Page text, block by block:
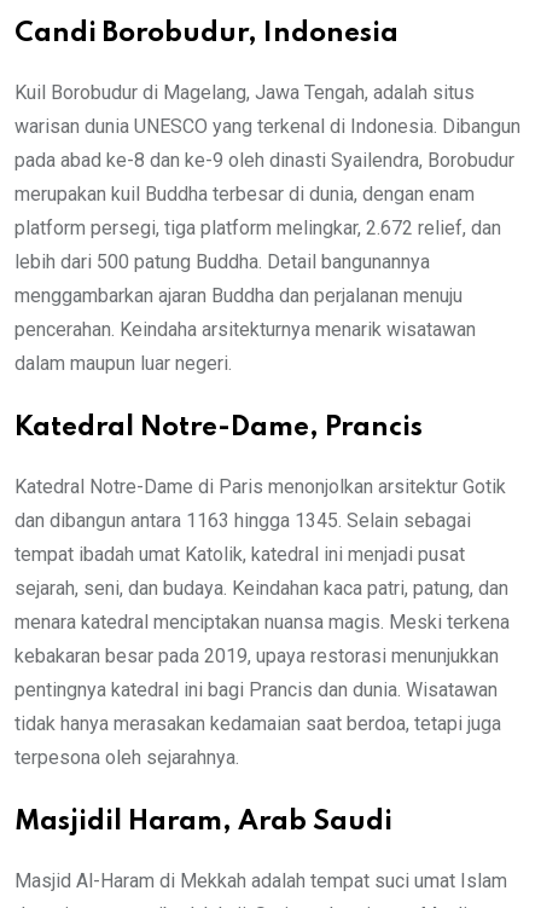
Candi Borobudur, Indonesia
Kuil Borobudur di Magelang, Jawa Tengah, adalah situs
warisan dunia UNESCO yang terkenal di Indonesia. Dibangun
pada abad ke-8 dan ke-9 oleh dinasti Syailendra, Borobudur
merupakan kuil Buddha terbesar di dunia, dengan enam
platform persegi, tiga platform melingkar, 2.672 relief, dan
lebih dari 500 patung Buddha. Detail bangunannya
menggambarkan ajaran Buddha dan perjalanan menuju
pencerahan. Keindaha arsitekturnya menarik wisatawan
dalam maupun luar negeri.
Katedral Notre-Dame, Prancis
Katedral Notre-Dame di Paris menonjolkan arsitektur Gotik
dan dibangun antara 1163 hingga 1345. Selain sebagai
tempat ibadah umat Katolik, katedral ini menjadi pusat
sejarah, seni, dan budaya. Keindahan kaca patri, patung, dan
menara katedral menciptakan nuansa magis. Meski terkena
kebakaran besar pada 2019, upaya restorasi menunjukkan
pentingnya katedral ini bagi Prancis dan dunia. Wisatawan
tidak hanya merasakan kedamaian saat berdoa, tetapi juga
terpesona oleh sejarahnya.
Masjidil Haram, Arab Saudi
Masjid Al-Haram di Mekkah adalah tempat suci umat Islam